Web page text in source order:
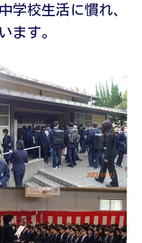
学校生活に慣れ、
ます。